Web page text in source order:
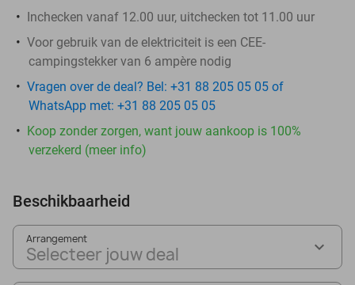
Inchecken vanaf 12.00 uur, uitchecken tot 11.00 uur
Voor gebruik van de elektriciteit is een CEE-
campingstekker van 6 ampère nodig
Vragen over de deal? Bel: +31 88 205 05 05 of
WhatsApp met: +31 88 205 05 05
Koop zonder zorgen, want jouw aankoop is 100%
verzekerd (meer info)
Beschikbaarheid
Arrangement
Selecteer jouw deal